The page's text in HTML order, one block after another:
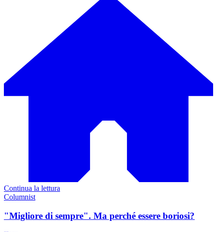
Continua la lettura
Columnist
"Migliore di sempre". Ma perché essere boriosi?